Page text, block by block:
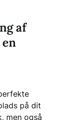
af
på dit
men også